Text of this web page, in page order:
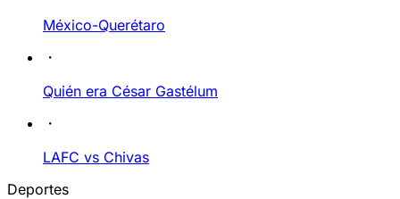
México-Querétaro
Quién era César Gastélum
LAFC vs Chivas
Deportes